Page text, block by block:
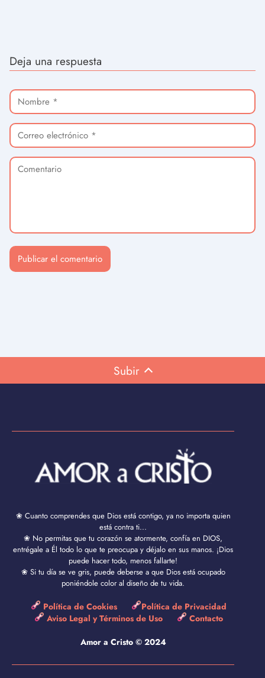
Deja una respuesta
Subir
❀ Cuanto comprendes que Dios está contigo, ya no importa quien
está contra ti...
❀ No permitas que tu corazón se atormente, confía en DIOS,
entrégale a Él todo lo que te preocupa y déjalo en sus manos. ¡Dios
puede hacer todo, menos fallarte!
❀ Si tu día se ve gris, puede deberse a que Dios está ocupado
poniéndole color al diseño de tu vida.
Política de Cookies
Política de Privacidad
Aviso Legal y Términos de Uso
Contacto
Amor a Cristo © 2024